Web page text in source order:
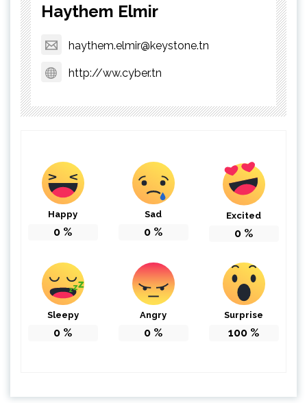
Haythem Elmir
haythem.elmir@keystone.tn
http://ww.cyber.tn
Happy
0 %
Sad
0 %
Excited
0 %
Sleepy
0 %
Angry
0 %
Surprise
100 %